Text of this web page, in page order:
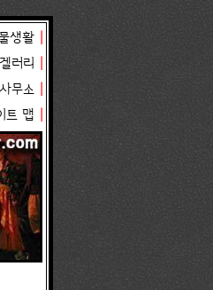
생활
러리
무소
트 맵